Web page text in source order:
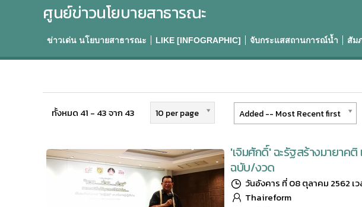
ศูนย์ข่าวนโยบายสาธารณะ
ข่าวเด่น นโยบายสาธารณะ LIKE [INFOGRAPHIC] จับกระแสสถานการณ์น้ำ สัม
ทั้งหมด 41 - 43 จาก 43 10 per page Added -- Most Recent first
'เจิมศักดิ์' ฉะรัฐสร้างมายาค
ฉบับ/งวด
วันอังคาร ที่ 08 ตุลาคม 2562 เว
Thaireform